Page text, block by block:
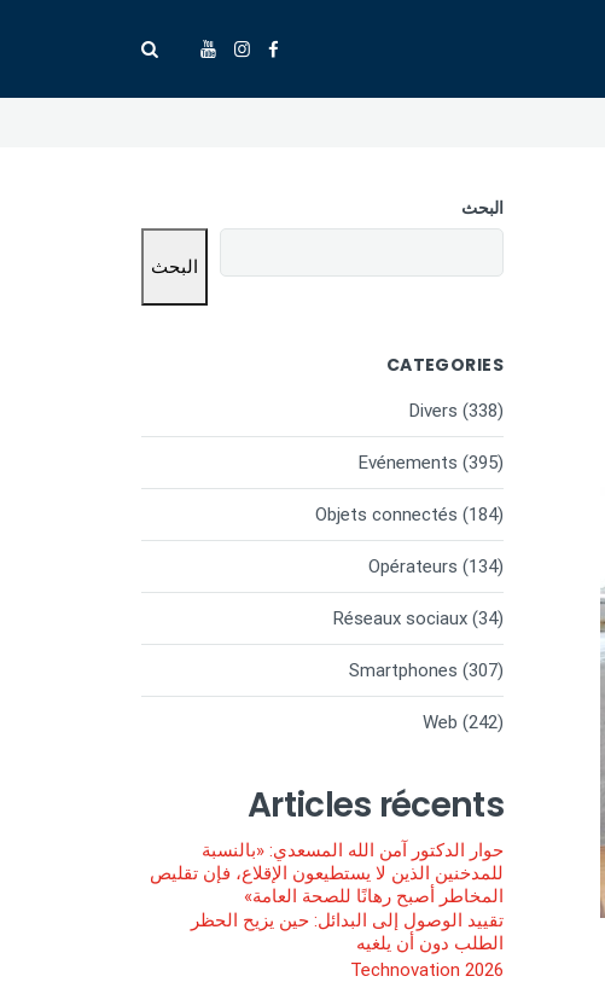
البحث
البحث
CATEGORIES
Divers (338)
Evénements (395)
Objets connectés (184)
Opérateurs (134)
Réseaux sociaux (34)
Smartphones (307)
Web (242)
Articles récents
حوار الدكتور آمن الله المسعدي: «بالنسبة
للمدخنين الذين لا يستطيعون الإقلاع، فإن تقليص
المخاطر أصبح رهانًا للصحة العامة»
تقييد الوصول إلى البدائل: حين يزيح الحظر
الطلب دون أن يلغيه
Technovation 2026